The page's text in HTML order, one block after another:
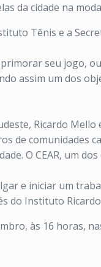
da cidade na
Tênis e a
seu jogo,
assim um dos
Ricardo
de comunidades
O CEAR, um
e iniciar um
do Instituto
às 16 horas,